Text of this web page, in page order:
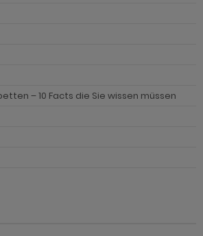
– 10 Facts die Sie wissen müssen